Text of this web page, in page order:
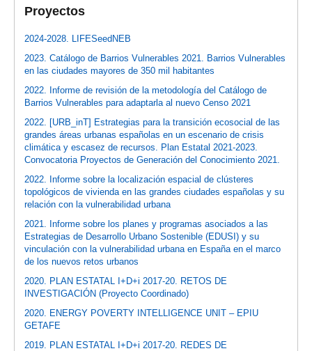
Proyectos
2024-2028. LIFESeedNEB
2023. Catálogo de Barrios Vulnerables 2021. Barrios Vulnerables
en las ciudades mayores de 350 mil habitantes
2022. Informe de revisión de la metodología del Catálogo de
Barrios Vulnerables para adaptarla al nuevo Censo 2021
2022. [URB_inT] Estrategias para la transición ecosocial de las
grandes áreas urbanas españolas en un escenario de crisis
climática y escasez de recursos. Plan Estatal 2021-2023.
Convocatoria Proyectos de Generación del Conocimiento 2021.
2022. Informe sobre la localización espacial de clústeres
topológicos de vivienda en las grandes ciudades españolas y su
relación con la vulnerabilidad urbana
2021. Informe sobre los planes y programas asociados a las
Estrategias de Desarrollo Urbano Sostenible (EDUSI) y su
vinculación con la vulnerabilidad urbana en España en el marco
de los nuevos retos urbanos
2020. PLAN ESTATAL I+D+i 2017-20. RETOS DE
INVESTIGACIÓN (Proyecto Coordinado)
2020. ENERGY POVERTY INTELLIGENCE UNIT – EPIU
GETAFE
2019. PLAN ESTATAL I+D+i 2017-20. REDES DE